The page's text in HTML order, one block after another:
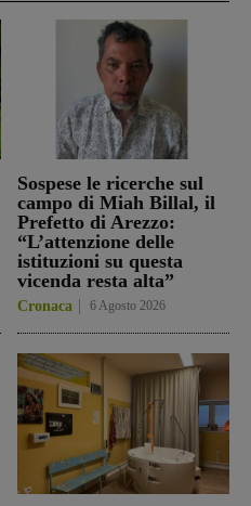
Sospese le ricerche sul
campo di Miah Billal, il
Prefetto di Arezzo:
“L’attenzione delle
istituzioni su questa
vicenda resta alta”
Cronaca 6 Agosto 2026